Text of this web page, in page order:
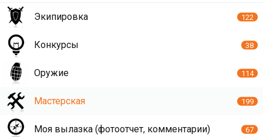
Экипировка 122
Конкурсы 38
Оружие 114
Мастерская 199
Моя вылазка (фотоотчет, комментарии) 67